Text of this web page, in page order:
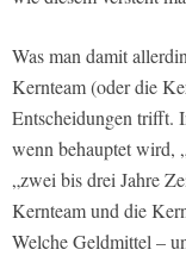
Was man damit
Kernteam (oder die
Entscheidungen trifft.
wenn behauptet wird,
„zwei bis drei Jahre
Kernteam und die
Welche Geldmittel –